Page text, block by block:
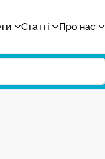
Статті Про нас